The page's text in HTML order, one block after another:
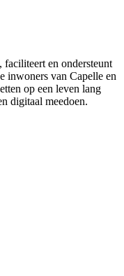
faciliteert en ondersteunt
inwoners van Capelle en
op een leven lang
digitaal meedoen.